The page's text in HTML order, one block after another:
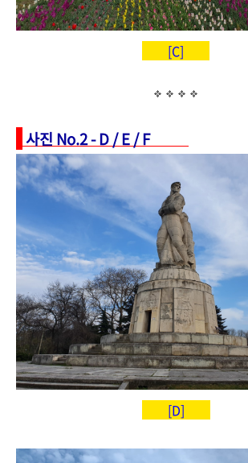
[C]
사진 No.2 - D / E / F
[D]